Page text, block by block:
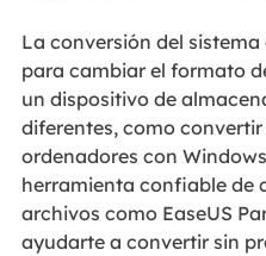
La conversión del
para cambiar el formato
un dispositivo de
diferentes, como convertir
ordenadores con
herramienta confiable de
archivos como EaseUS
ayudarte a convertir sin